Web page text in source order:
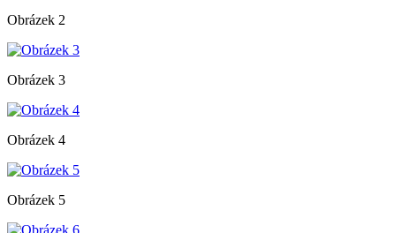
Obrázek 2
Obrázek 3
Obrázek 4
Obrázek 5